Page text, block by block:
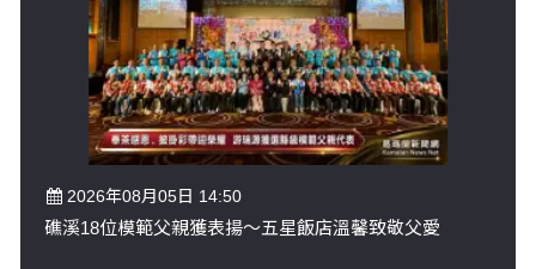
2026年08月05日 14:50
礁溪18位模範父親獲表揚～五星飯店溫馨致敬父愛